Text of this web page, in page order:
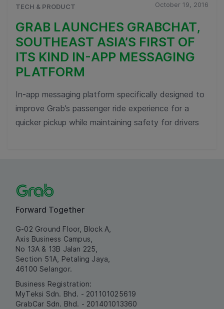
TECH & PRODUCT October 19, 2016
GRAB LAUNCHES GRABCHAT,
SOUTHEAST ASIA’S FIRST OF
ITS KIND IN-APP MESSAGING
PLATFORM
In-app messaging platform specifically designed to
improve Grab’s passenger ride experience for a
quicker pickup while maintaining safety for drivers
Forward Together
G-02 Ground Floor, Block A,
Axis Business Campus,
No 13A & 13B Jalan 225,
Section 51A, Petaling Jaya,
46100 Selangor.
Business Registration:
MyTeksi Sdn. Bhd. - 201101025619
GrabCar Sdn. Bhd. - 201401013360